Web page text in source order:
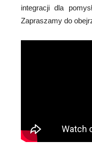
integracji dla
Zapraszamy do